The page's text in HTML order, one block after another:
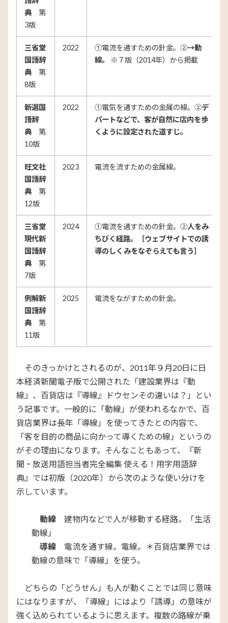
典第
3版
三省堂
国語辞
典第
8版
2022 ①電流を通すための針金。②→動
線。
※７版（2014年）から掲載
新選国
語辞
典第
10版
2022 ①電気を通すための金属の線。②デ
パートなどで、客が自然に店内を歩
くように設定された道すじ。
旺文社
国語辞
典第
12版
2023 電流を流すための金属線。
三省堂
現代新
国語辞
典第
7版
2024 ①電流を通すための針金。②人をみ
ちびく経路。［ウェブサイトでの誘
導のしくみをなぞらえても言う］
例解新
国語辞
典第
11版
2025 電流をながすための針金。
そのきっかけとされるのが、2011年９月20日に日
本経済新聞電子版で公開された「建設業界は『動
線』、百貨店は『導線』ドウセンその違いは？」とい
う記事です。一般的に「動線」が使われるなかで、百
貨店業界は長年「導線」を使ってきたとの内容で、
「客を目的の商品に向かって導くための線」というの
がその理由になります。そんなこともあって、『新
聞・放送用語担当者完全編集 使える！用字用語辞
典』では初版（2020年）から次のような使い分けを
示しています。
動線建物内などで人が移動する経路。「生活
動線」
導線電流を通す線。電線。＊百貨店業界では
動線の意味で「導線」を使う。
どちらの「どうせん」も人が動くことでは同じ意味
にはなりますが、「導線」にはより「誘導」の意味が
強く込められているように思えます。複数の路線が乗